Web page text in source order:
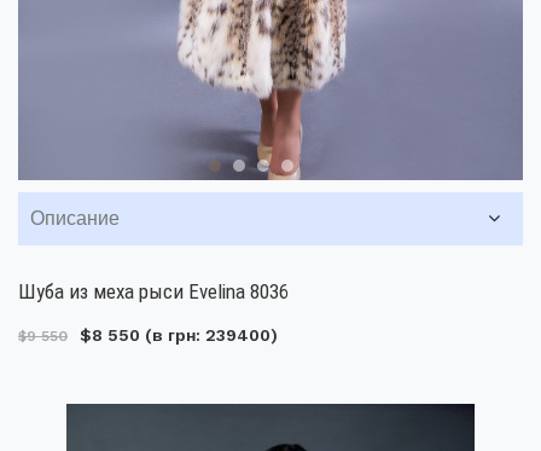
Описание
Шуба из меха рыси Evelina 8036
$9 550 $8 550 (в грн: 239400)